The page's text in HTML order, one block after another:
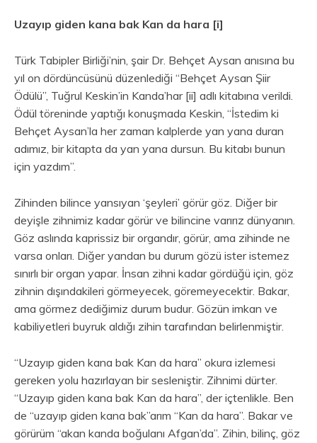
Uzayıp giden kana bak Kan da hara [i]
Türk Tabipler Birliği’nin, şair Dr. Behçet Aysan anısına bu
yıl on dördüncüsünü düzenlediği “Behçet Aysan Şiir
Ödülü”, Tuğrul Keskin’in Kanda’har [ii] adlı kitabına verildi.
Ödül töreninde yaptığı konuşmada Keskin, “İstedim ki
Behçet Aysan’la her zaman kalplerde yan yana duran
adımız, bir kitapta da yan yana dursun. Bu kitabı bunun
için yazdım”.
Zihinden bilince yansıyan ‘şeyleri’ görür göz. Diğer bir
deyişle zihnimiz kadar görür ve bilincine varırız dünyanın.
Göz aslında kaprissiz bir organdır, görür, ama zihinde ne
varsa onları. Diğer yandan bu durum gözü ister istemez
sınırlı bir organ yapar. İnsan zihni kadar gördüğü için, göz
zihnin dışındakileri görmeyecek, göremeyecektir. Bakar,
ama görmez dediğimiz durum budur. Gözün imkan ve
kabiliyetleri buyruk aldığı zihin tarafından belirlenmiştir.
“Uzayıp giden kana bak Kan da hara” okura izlemesi
gereken yolu hazırlayan bir sesleniştir. Zihnimi dürter.
“Uzayıp giden kana bak Kan da hara”, der içtenlikle. Ben
de “uzayıp giden kana bak”arım “Kan da hara”. Bakar ve
görürüm “akan kanda boğulanı Afgan’da”. Zihin, bilinç, göz